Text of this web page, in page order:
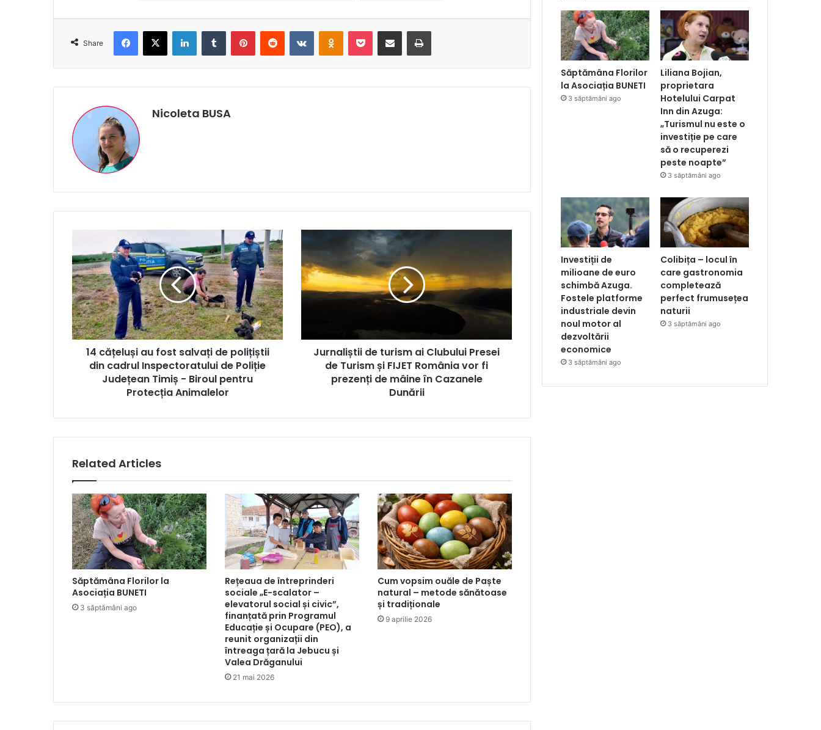
Share
Facebook
X LinkedInTumblr PinterestReddit VKontakteOdnoklassniki
Pocket Share via Email Print
Nicoleta BUSA
au
fost
salvați
de
polițiștii
din
cadrul
Inspectoratului
pentru
Animalelor
14 cățeluși au fost salvați de polițiștii
din cadrul Inspectoratului de Poliție
Județean Timiș - Biroul pentru
Protecția Animalelor
turism
ai
Clubului
Presei
și
FIJET
România
în
Jurnaliștii de turism ai Clubului Presei
de Turism și FIJET România vor fi
prezenți de mâine în Cazanele
Dunării
Related Articles
Săptămâna Florilor la
Asociația BUNETI
3 săptămâni ago
Rețeaua de întreprinderi
sociale „E-scalator –
elevatorul social și civic”,
finanțată prin Programul
Educație și Ocupare (PEO), a
reunit organizații din
întreaga țară la Jebucu și
Valea Drăganului
21 mai 2026
Cum vopsim ouăle de Paște
natural – metode sănătoase
și tradiționale
9 aprilie 2026
Săptămâna Florilor
la Asociația BUNETI
3 săptămâni ago
Liliana Bojian,
proprietara
Hotelului Carpat
Inn din Azuga:
„Turismul nu este o
investiție pe care
să o recuperezi
peste noapte”
3 săptămâni ago
Investiții de
milioane de euro
schimbă Azuga.
Fostele platforme
industriale devin
noul motor al
dezvoltării
economice
3 săptămâni ago
Colibița – locul în
care gastronomia
completează
perfect frumusețea
naturii
3 săptămâni ago